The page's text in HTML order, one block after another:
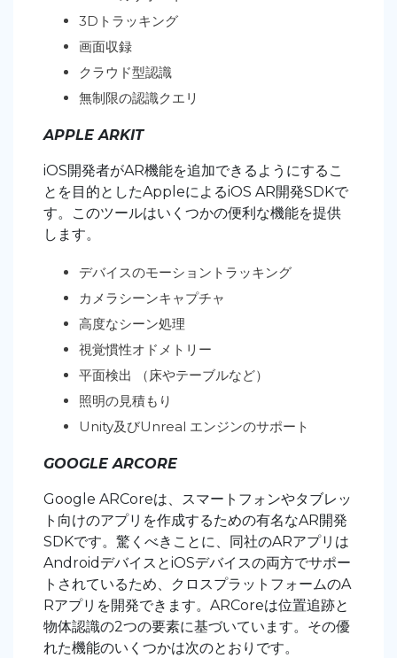
3Dトラッキング
画面収録
クラウド型認識
無制限の認識クエリ
APPLE ARKIT
iOS開発者がAR機能を追加できるようにするこ
とを目的としたAppleによるiOS AR開発SDKで
す。このツールはいくつかの便利な機能を提供
します。
デバイスのモーショントラッキング
カメラシーンキャプチャ
高度なシーン処理
視覚慣性オドメトリー
平面検出 （床やテーブルなど）
照明の見積もり
Unity及びUnreal エンジンのサポート
GOOGLE ARCORE
Google ARCoreは、スマートフォンやタブレッ
ト向けのアプリを作成するための有名なAR開発
SDKです。驚くべきことに、同社のARアプリは
AndroidデバイスとiOSデバイスの両方でサポー
トされているため、クロスプラットフォームのA
Rアプリを開発できます。ARCoreは位置追跡と
物体認識の2つの要素に基づいています。その優
れた機能のいくつかは次のとおりです。